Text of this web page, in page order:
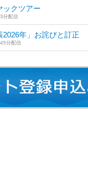
ックツアー
分配信
2026年」お詫びと訂正
分配信